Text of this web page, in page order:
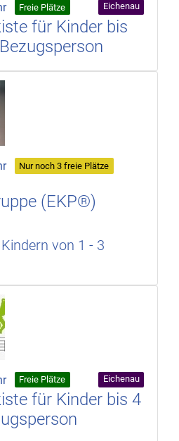
Freie Plätze Eichenau
für Kinder bis
Nur noch 3 freie Plätze
(EKP®)
von 1 - 3
Freie Plätze Eichenau
für Kinder bis 4